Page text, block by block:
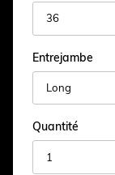
Entrejambe
Quantité